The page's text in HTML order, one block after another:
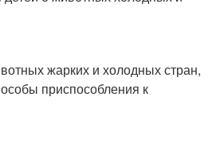
жарких и холодных стран,
приспособления к